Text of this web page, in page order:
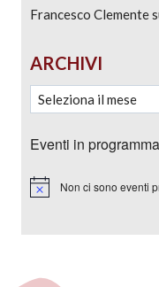
Francesco Clemente
ARCHIVI
Eventi in programma
Notice Non ci sono eventi